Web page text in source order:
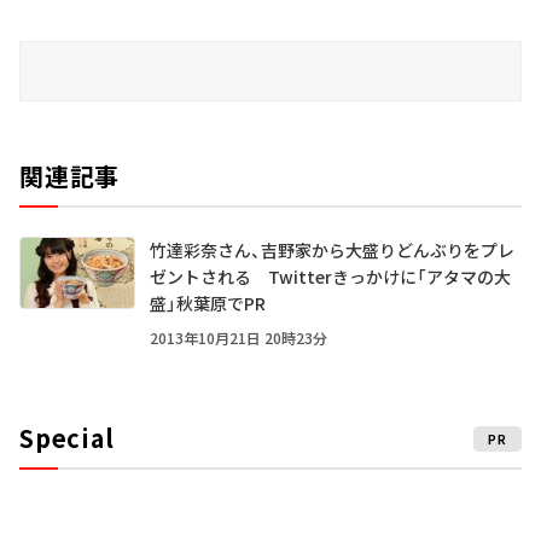
関連記事
竹達彩奈さん、吉野家から大盛りどんぶりをプレ
ゼントされる Twitterきっかけに「アタマの大
盛」秋葉原でPR
2013年10月21日 20時23分
Special PR